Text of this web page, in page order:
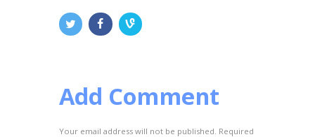
Add Comment
Your email address will not be published. Required